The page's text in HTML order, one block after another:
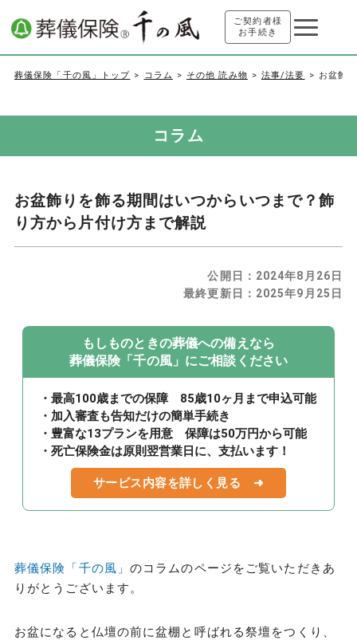
ご契約者様
お手続き
葬儀保険「千の風」トップ コラム その他 読み物 法事/法要 お盆飾
コラム
お盆飾りを飾る期間はいつからいつまで？飾
り方から片付け方まで解説
公開日： 2024年8月26日
最終更新日： 2025年9月25日
もしものときの葬儀への備えなら
葬儀保険「千の風」にご相談ください
・最高100歳までの保障 85歳10ヶ月まで申込可能
・加入審査も告知だけの簡単手続き
・豊富な13プランを用意 保障は50万円から可能
・死亡保険金は原則翌営業日に、支払います！
サービス内容を詳しく見る ➜
葬儀保険「千の風」のコラムのページをご覧いただきあ
りがとうございます。
お盆になると仏壇の前に盆棚と呼ばれる祭壇をつくり、